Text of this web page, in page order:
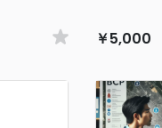
￥5,000